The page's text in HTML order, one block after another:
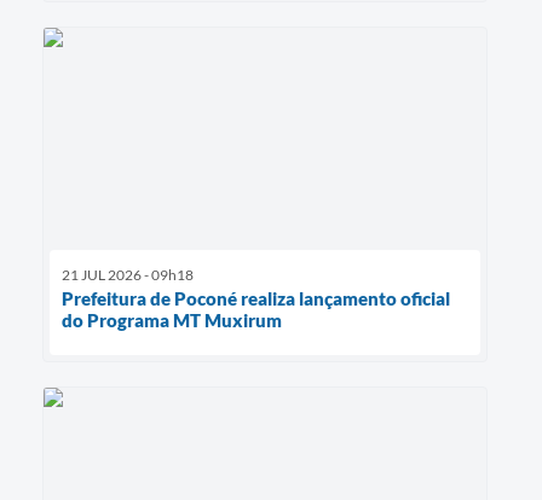
21 JUL 2026 - 09h18
Prefeitura de Poconé realiza lançamento oficial
do Programa MT Muxirum